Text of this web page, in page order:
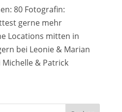
80 Fotografin:
gerne mehr
Locations mitten in
bei Leonie & Marian
& Patrick